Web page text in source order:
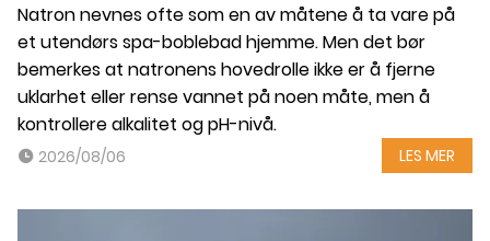
Natron nevnes ofte som en av måtene å ta vare på
et utendørs spa-boblebad hjemme. Men det bør
bemerkes at natronens hovedrolle ikke er å fjerne
uklarhet eller rense vannet på noen måte, men å
kontrollere alkalitet og pH-nivå.
2026/08/06 LES MER